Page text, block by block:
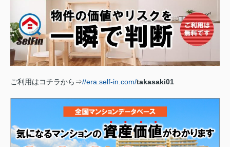
ご利用はコチラから⇒//era.self-in.com/takasaki01